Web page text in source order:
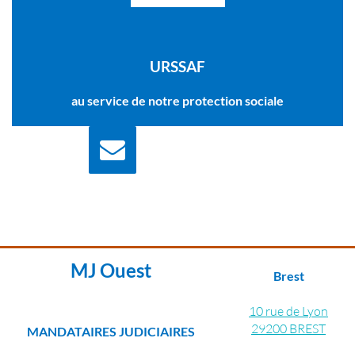
URSSAF
au service de notre protection sociale
MJ Ouest
MANDATAIRES JUDICIAIRES
Brest
10 rue de Lyon
29200 BREST